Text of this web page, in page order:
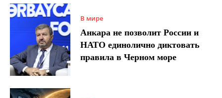
В мире
Анкара не позволит России и
НАТО единолично диктовать
правила в Черном море